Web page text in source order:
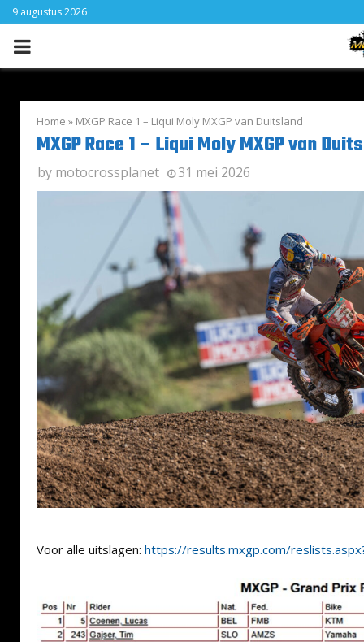
9 augustus 2026
PRIMARY
Home » MXGP Race 1 – Liqui Moly MXGP van Duitsland
MXGP Race 1 – Liqui Moly MXGP van
by motocrossplanet 31 mei 2026
Voor alle uitslagen: https://results.mxgp.com/